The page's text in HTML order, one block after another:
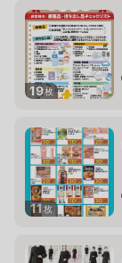
19枚
11枚